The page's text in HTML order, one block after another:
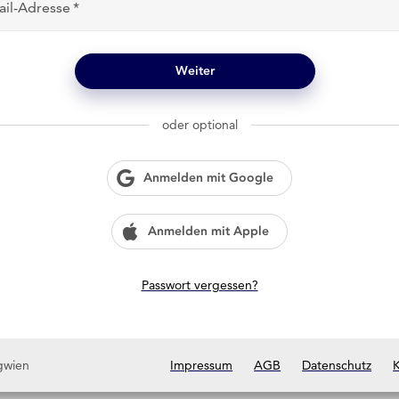
Adresse
Weiter
oder optional
Anmelden mit Google
Anmelden mit Apple
Passwort vergessen?
Impressum AGB Datenschutz